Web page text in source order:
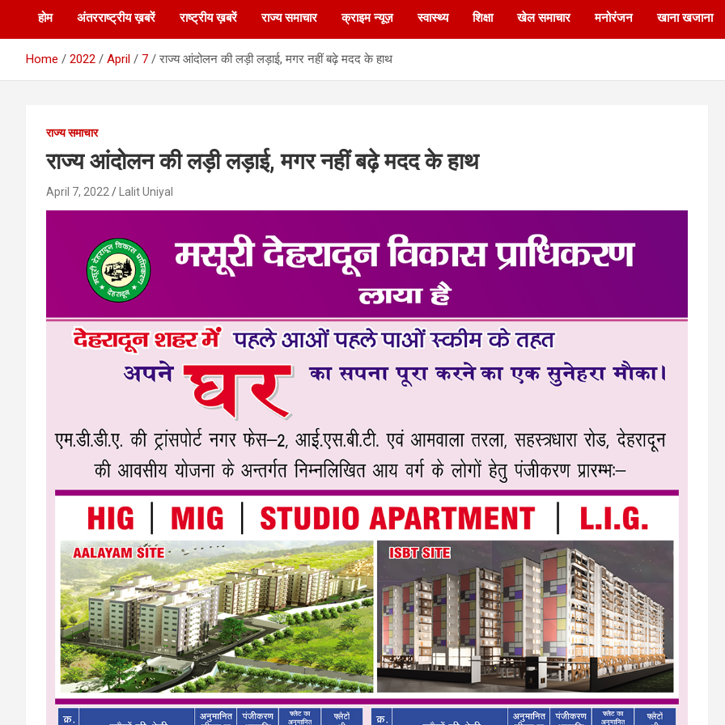
होम अंतरराष्ट्रीय ख़बरें राष्ट्रीय ख़बरें राज्य समाचार क्राइम न्यूज़ स्वास्थ्य शिक्षा खेल समाचार मनोरंजन खाना खजाना
Home 2022 April 7 राज्य आंदोलन की लड़ी लड़ाई, मगर नहीं बढ़े मदद के हाथ
राज्य समाचार
राज्य आंदोलन की लड़ी लड़ाई, मगर नहीं बढ़े मदद के हाथ
April 7, 2022 Lalit Uniyal